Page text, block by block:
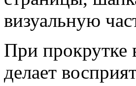
визуальную
При прокрутке
делает